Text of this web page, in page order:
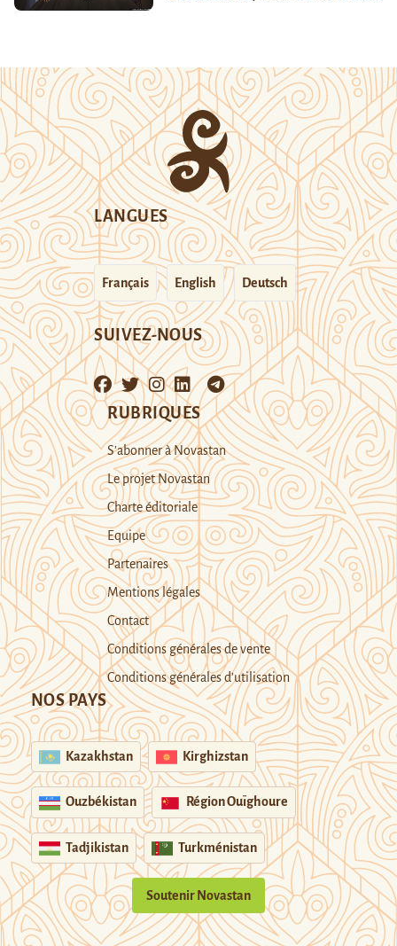
LANGUES
Français English Deutsch
SUIVEZ-NOUS
RUBRIQUES
S’abonner à Novastan
Le projet Novastan
Charte éditoriale
Equipe
Partenaires
Mentions légales
Contact
Conditions générales de vente
Conditions générales d’utilisation
NOS PAYS
Kazakhstan Kirghizstan
Ouzbékistan Région Ouïghoure
Tadjikistan Turkménistan
Soutenir Novastan